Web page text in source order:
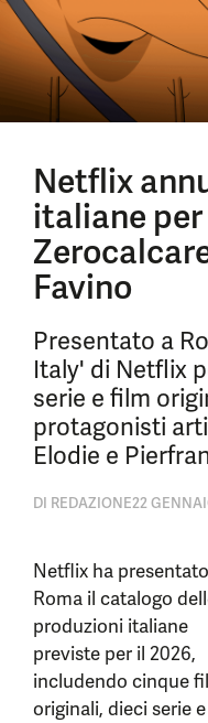
Netflix
italiane per
Favino
Presentato a
Italy' di Netflix
serie e film
protagonisti
Elodie e
DI REDAZIONE22
Netflix ha
Roma il catalogo
produzioni italiane
previste per il 2026,
includendo cinque
originali, dieci serie e